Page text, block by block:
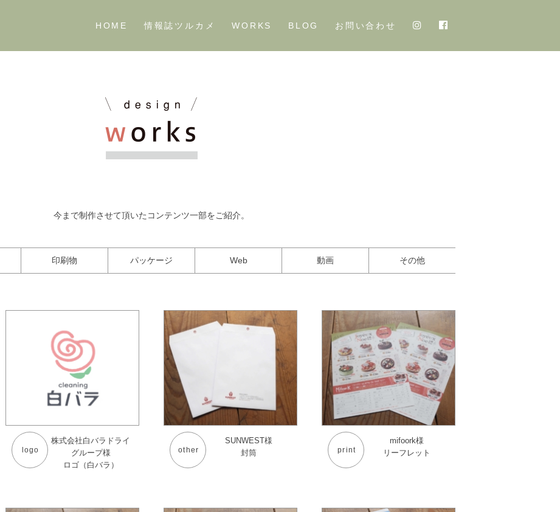
HOME 情報誌ツルカメ WORKS BLOG お問い合わせ
今まで制作させて頂いたコンテンツ一部をご紹介。
印刷物 パッケージ Web 動画 その他
logo
株式会社白バラドライ
グループ様
ロゴ（白バラ）
other
SUNWEST様
封筒
print
mifoork様
リーフレット